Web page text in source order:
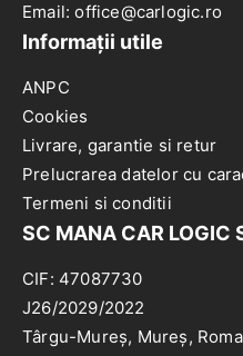
Email: office@carlogic.ro
Informații utile
ANPC
Cookies
Livrare, garantie si retur
Prelucrarea datelor cu
Termeni si conditii
SC MANA CAR LOGIC
CIF: 47087730
J26/2029/2022
Târgu-Mureș, Mureș,